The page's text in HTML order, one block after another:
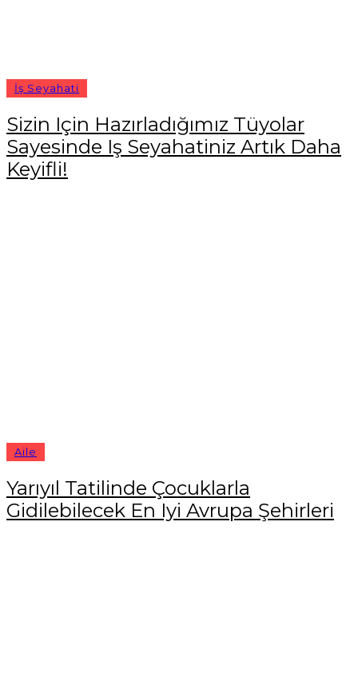
İş Seyahati
Sizin Için Hazırladığımız Tüyolar
Sayesinde Iş Seyahatiniz Artık Daha
Keyifli!
Aile
Yarıyıl Tatilinde Çocuklarla
Gidilebilecek En Iyi Avrupa Şehirleri